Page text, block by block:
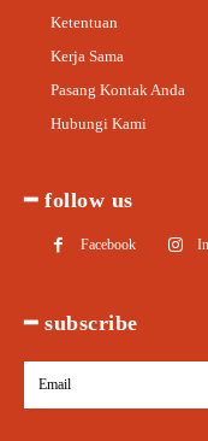
Ketentuan
Kerja Sama
Pasang Kontak Anda
Hubungi Kami
━ follow us
Facebook
━ subscribe